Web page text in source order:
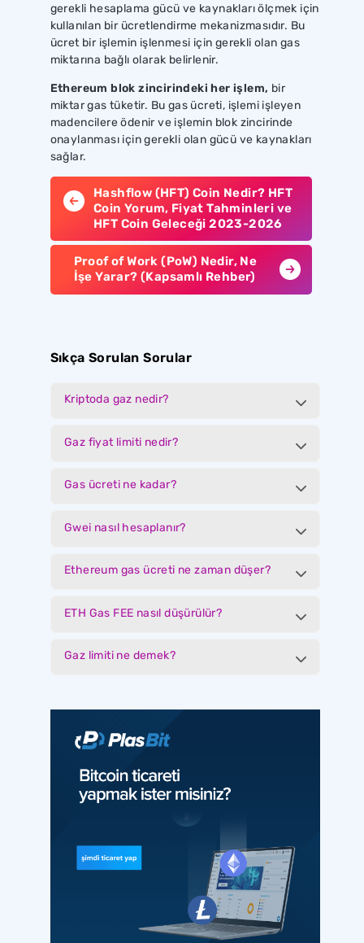
gerekli hesaplama gücü ve kaynakları ölçmek için
kullanılan bir ücretlendirme mekanizmasıdır. Bu
ücret bir işlemin işlenmesi için gerekli olan gas
miktarına bağlı olarak belirlenir.
Ethereum blok zincirindeki her işlem, bir
miktar gas tüketir. Bu gas ücreti, işlemi işleyen
madencilere ödenir ve işlemin blok zincirinde
onaylanması için gerekli olan gücü ve kaynakları
sağlar.
Hashflow (HFT) Coin Nedir? HFT
Coin Yorum, Fiyat Tahminleri ve
HFT Coin Geleceği 2023-2026
Proof of Work (PoW) Nedir, Ne
İşe Yarar? (Kapsamlı Rehber)
Sıkça Sorulan Sorular
Kriptoda gaz nedir?
Gaz fiyat limiti nedir?
Gas ücreti ne kadar?
Gwei nasıl hesaplanır?
Ethereum gas ücreti ne zaman düşer?
ETH Gas FEE nasıl düşürülür?
Gaz limiti ne demek?